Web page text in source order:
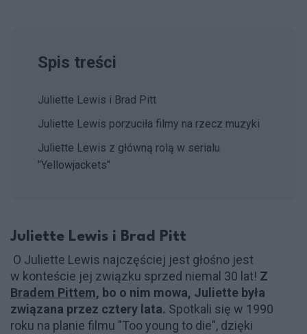
Spis treści
Juliette Lewis i Brad Pitt
Juliette Lewis porzuciła filmy na rzecz muzyki
Juliette Lewis z główną rolą w serialu
"Yellowjackets"
Juliette Lewis i Brad Pitt
O Juliette Lewis najczęściej jest głośno jest
w konteście jej związku sprzed niemal 30 lat! Z
Bradem Pittem, bo o nim mowa, Juliette była
związana przez cztery lata. Spotkali się w 1990
roku na planie filmu "Too young to die", dzięki